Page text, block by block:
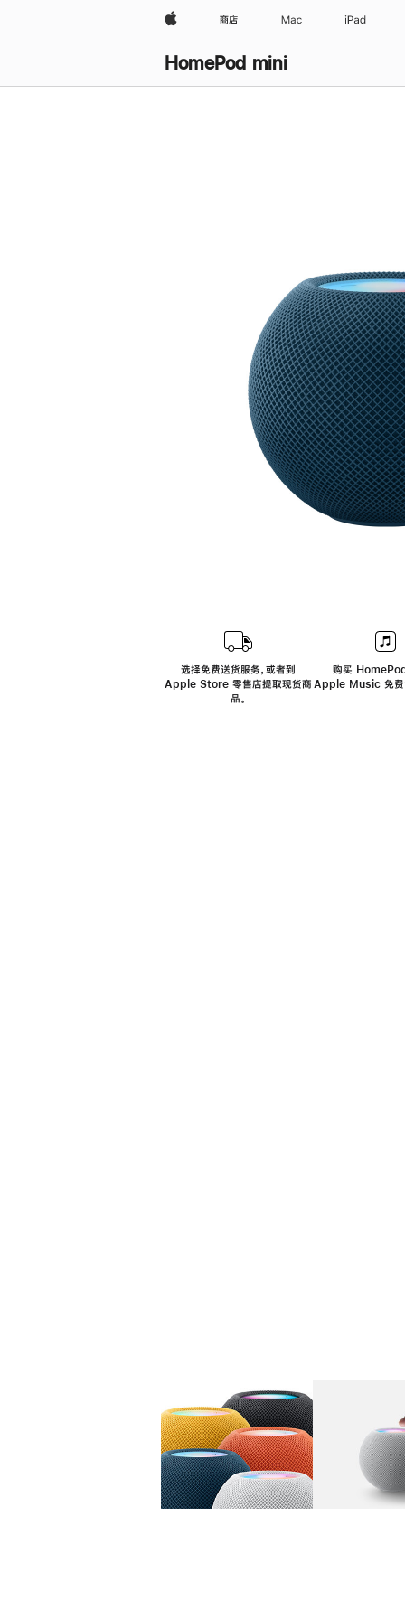
Apple 商店 Mac iPad
HomePod mini
选择免费送货服务，或者到
Apple Store 零售店提取现货商
品。
购买
Apple Music 免费
图库 图像 1